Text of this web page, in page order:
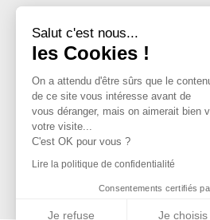
auto détachées VW &
vous proposons plus
détachées sur les
datant de 1947 à 1992.
Salut c'est nous...
les Cookies !
On a attendu d'être sûrs que le
de ce site vous intéresse avant de
vous déranger, mais on aimerait bien
votre visite...
C'est OK pour vous ?
Lire la politique de confidentialité
Consentements certifiés
Je refuse Je choisis